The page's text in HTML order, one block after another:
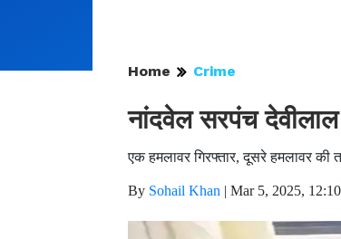
Home Crime
नांदवेल सरपंच देवीलाल
एक हमलावर गिरफ्तार, दूसरे हमलावर की
By Sohail Khan | Mar 5, 2025,